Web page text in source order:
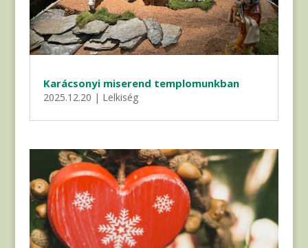
Karácsonyi miserend templomunkban
2025.12.20 | Lelkiség